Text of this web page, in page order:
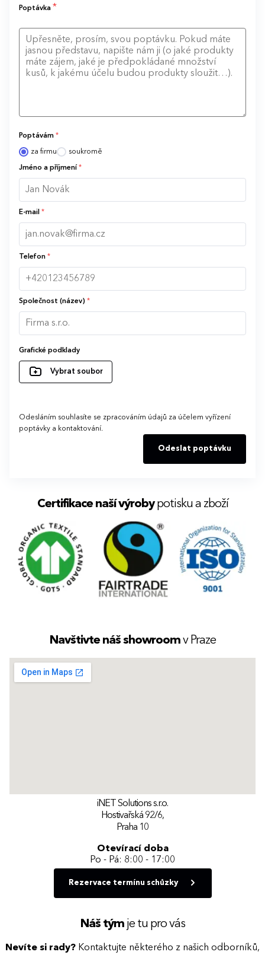
Poptávka *
Poptávám *
za firmu soukromě
Jméno a příjmení *
E-mail *
Telefon *
Společnost (název) *
Grafické podklady
Vybrat soubor
Odesláním souhlasíte se zpracováním údajů za účelem vyřízení
poptávky a kontaktování.
Odeslat poptávku
Certifikace naší výrobypotisku a zboží
Navštivte náš showroomv Praze
iNET Solutions s.r.o.
Hostivařská 92/6,
Praha 10
Otevírací doba
Po - Pá: 8:00 - 17:00
Rezervace termínu schůzky
Náš týmje tu pro vás
Nevíte si rady? Kontaktujte některého z našich odborníků,